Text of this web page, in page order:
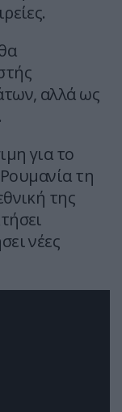
αλλά ως
για το
τη
της
νέες